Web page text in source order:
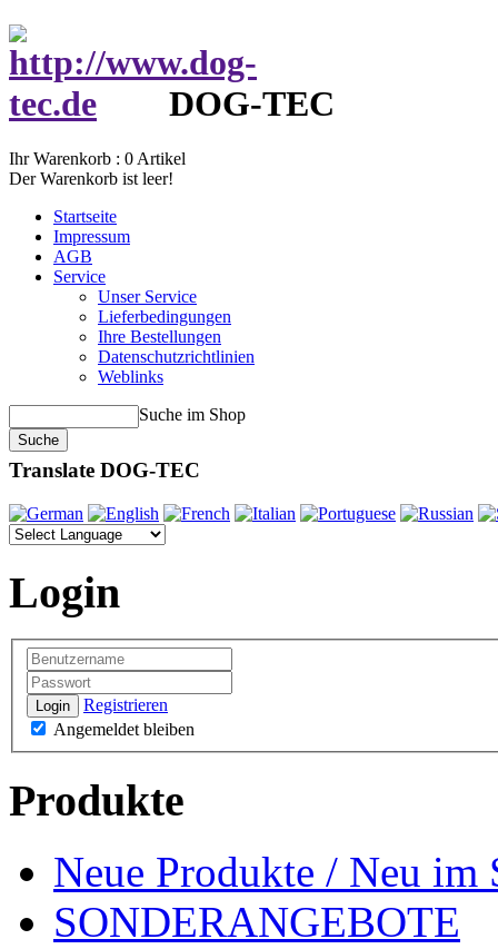
DOG-TEC
Ihr Warenkorb : 0 Artikel
Der Warenkorb ist leer!
Startseite
Impressum
AGB
Service
Unser Service
Lieferbedingungen
Ihre Bestellungen
Datenschutzrichtlinien
Weblinks
Suche im Shop
Translate DOG-TEC
Login
Login
Registrieren
Angemeldet bleiben
Produkte
Neue Produkte / Neu im
SONDERANGEBOTE